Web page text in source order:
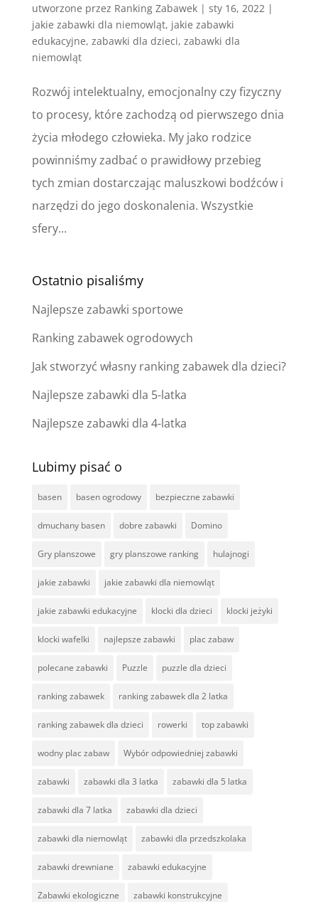
utworzone przez Ranking Zabawek| sty 16, 2022 |
jakie zabawki dla niemowląt, jakie zabawki
edukacyjne, zabawki dla dzieci, zabawki dla
niemowląt
Rozwój intelektualny, emocjonalny czy fizyczny
to procesy, które zachodzą od pierwszego dnia
życia młodego człowieka. My jako rodzice
powinniśmy zadbać o prawidłowy przebieg
tych zmian dostarczając maluszkowi bodźców i
narzędzi do jego doskonalenia. Wszystkie
sfery...
Ostatnio pisaliśmy
Najlepsze zabawki sportowe
Ranking zabawek ogrodowych
Jak stworzyć własny ranking zabawek dla dzieci?
Najlepsze zabawki dla 5-latka
Najlepsze zabawki dla 4-latka
Lubimy pisać o
basen basen ogrodowy bezpieczne zabawki
dmuchany basen dobre zabawki Domino
Gry planszowe gry planszowe ranking hulajnogi
jakie zabawki jakie zabawki dla niemowląt
jakie zabawki edukacyjne klocki dla dzieci klocki jeżyki
klocki wafelki najlepsze zabawki plac zabaw
polecane zabawki Puzzle puzzle dla dzieci
ranking zabawek ranking zabawek dla 2 latka
ranking zabawek dla dzieci rowerki top zabawki
wodny plac zabaw Wybór odpowiedniej zabawki
zabawki zabawki dla 3 latka zabawki dla 5 latka
zabawki dla 7 latka zabawki dla dzieci
zabawki dla niemowląt zabawki dla przedszkolaka
zabawki drewniane zabawki edukacyjne
Zabawki ekologiczne zabawki konstrukcyjne